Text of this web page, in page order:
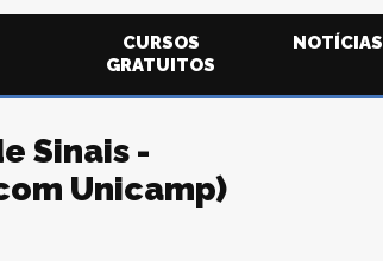
CURSOS
GRATUITOS
NOTÍCIAS
Sinais -
Unicamp)